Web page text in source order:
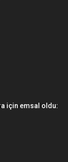
için emsal oldu: